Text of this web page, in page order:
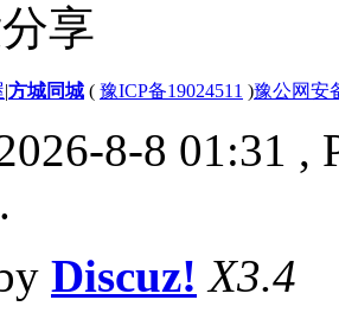
享
|方城同城 ( 豫ICP备19024511 )豫公网安
8-8 01:31 ,
Discuz! X3.4